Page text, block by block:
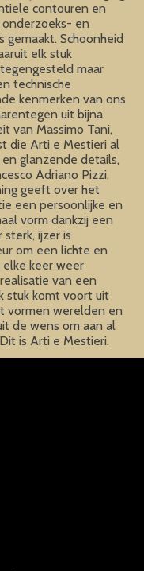
contouren en
en
Schoonheid
elk stuk
maar
technische
kenmerken van ons
uit bijna
van Massimo Tani,
die Arti e Mestieri al
glanzende details,
Adriano Pizzi,
geeft over het
een persoonlijke en
vorm dankzij een
sterk, ijzer is
om een lichte en
keer weer
van een
stuk komt voort uit
vormen werelden en
de wens om aan al
is Arti e Mestieri.